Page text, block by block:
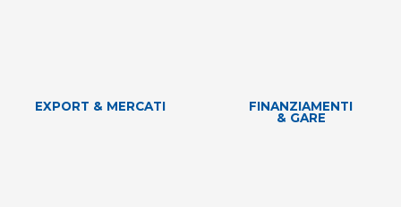
EXPORT & MERCATI
FINANZIAMENTI
& GARE